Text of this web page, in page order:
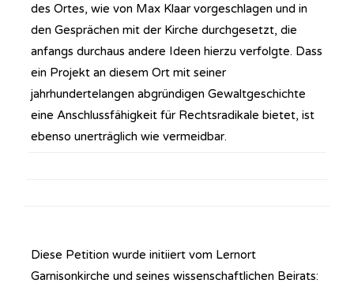
des Ortes, wie von Max Klaar vorgeschlagen und in
den Gesprächen mit der Kirche durchgesetzt, die
anfangs durchaus andere Ideen hierzu verfolgte. Dass
ein Projekt an diesem Ort mit seiner
jahrhundertelangen abgründigen Gewaltgeschichte
eine Anschlussfähigkeit für Rechtsradikale bietet, ist
ebenso unerträglich wie vermeidbar.
Diese Petition wurde initiiert vom Lernort
Garnisonkirche und seines wissenschaftlichen Beirats: